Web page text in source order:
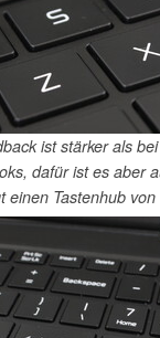
ist stärker als
dafür ist es aber
einen Tastenhub